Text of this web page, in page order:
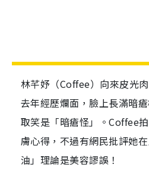
林芊妤（Coffee）向來皮光
去年經歷爛面，臉上長滿暗
取笑是「暗瘡怪」。Coffee
膚心得，不過有網民批評她
油」理論是美容謬誤！